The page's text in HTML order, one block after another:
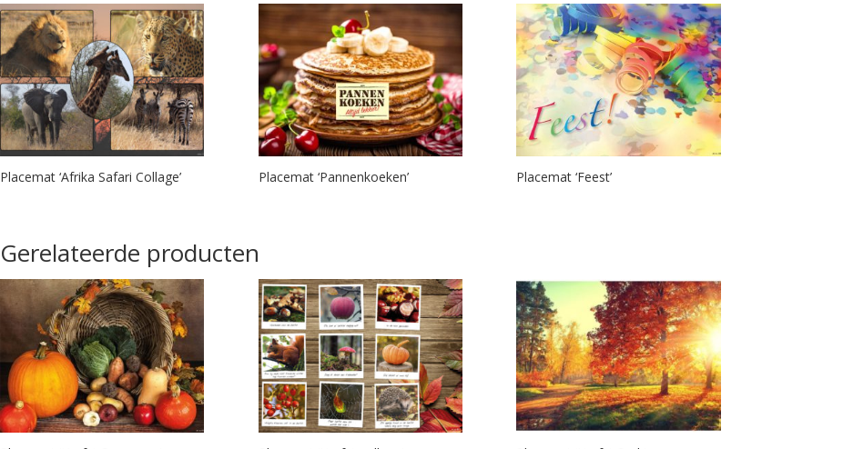
Placemat ‘Afrika Safari Collage’ Placemat ‘Pannenkoeken’ Placemat ‘Feest’
Gerelateerde producten